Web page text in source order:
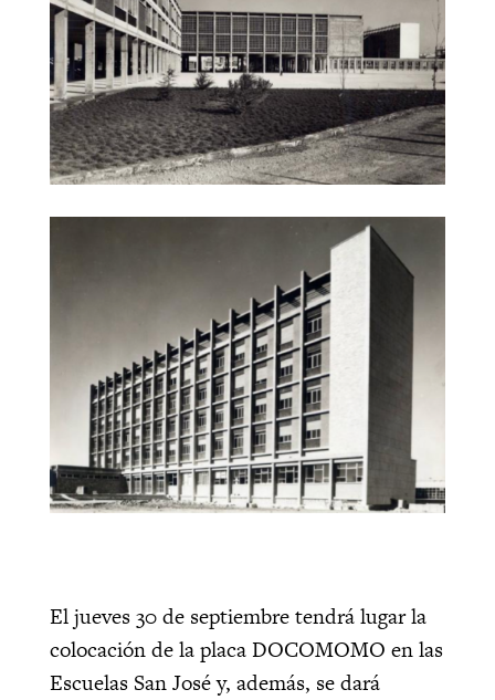
El jueves 30 de septiembre tendrá lugar la
colocación de la placa DOCOMOMO en las
Escuelas San José y, además, se dará